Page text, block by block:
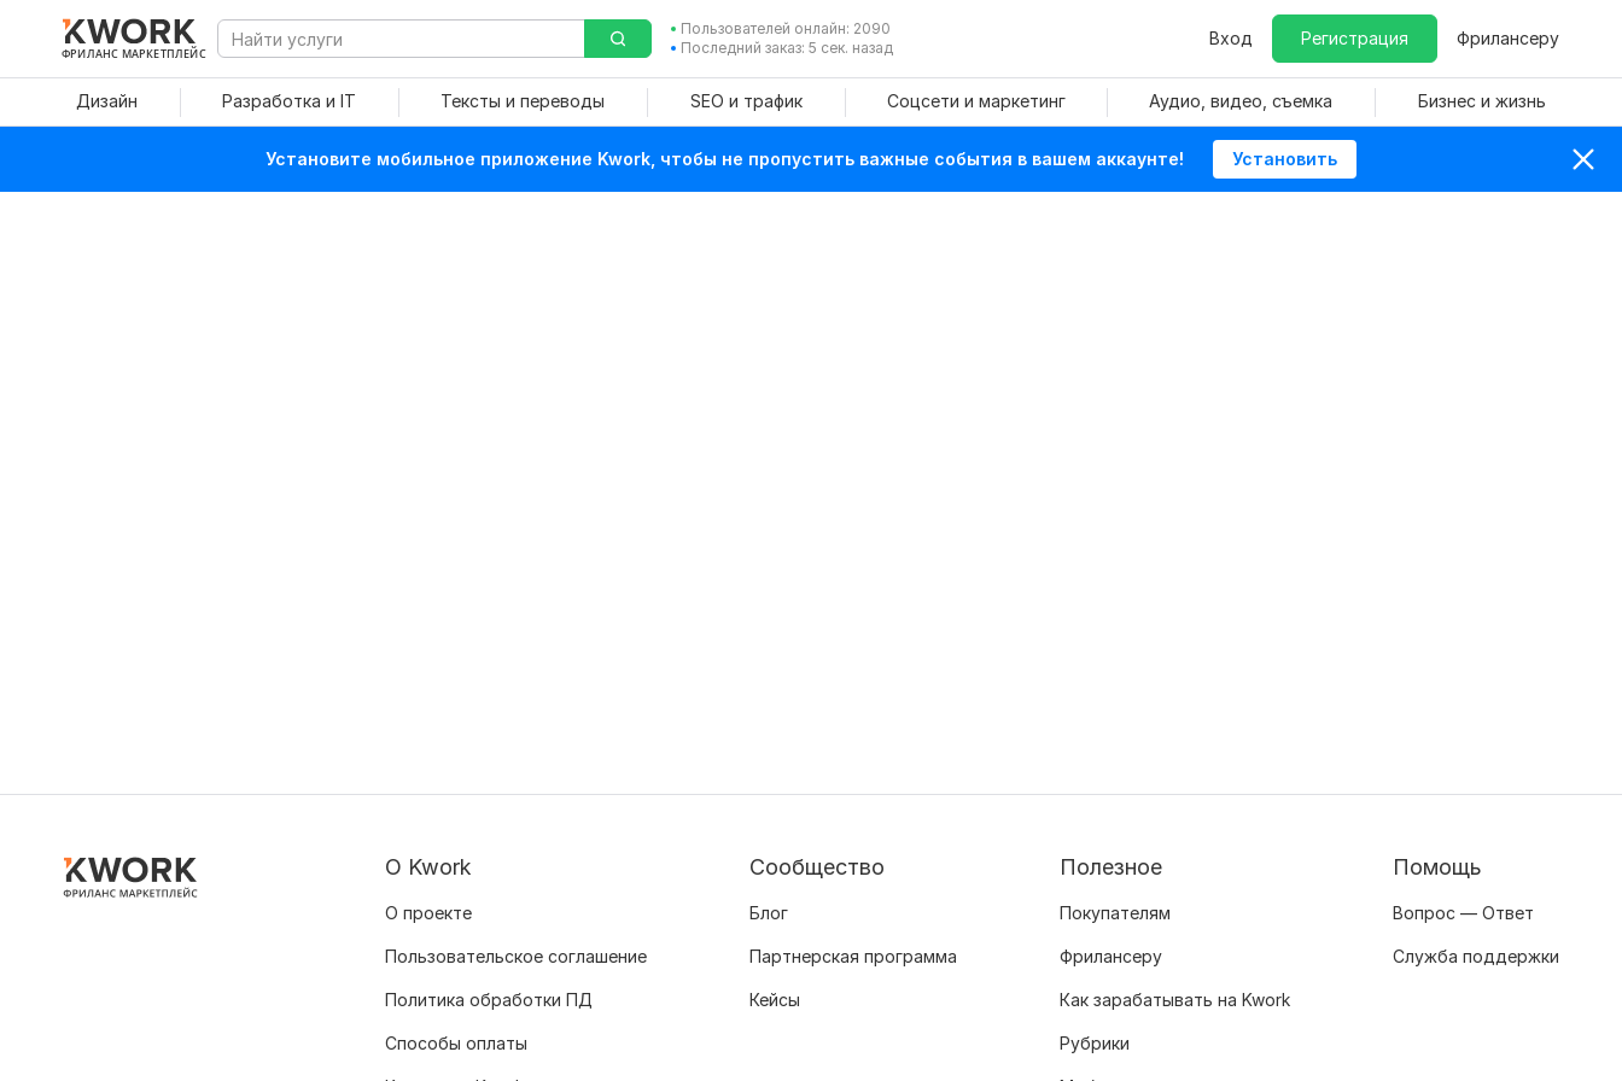
ФРИЛАНС МАРКЕТПЛЕЙС
Пользователей онлайн: 2090
Последний заказ: 5 сек. назад
Вход Регистрация Фрилансеру
Дизайн Разработка и IT Тексты и переводы SEO и трафик Соцсети и маркетинг Аудио, видео, съемка Бизнес и жизнь
Установите мобильное приложение Kwork, чтобы не пропустить важные события в вашем аккаунте! Установить
О Kwork
О проекте
Пользовательское соглашение
Политика обработки ПД
Способы оплаты
Сообщество
Блог
Партнерская программа
Кейсы
Полезное
Покупателям
Фрилансеру
Как зарабатывать на Kwork
Рубрики
Помощь
Вопрос — Ответ
Служба поддержки